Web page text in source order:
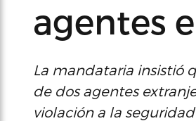
agentes
La mandataria insistió
de dos agentes
violación a la